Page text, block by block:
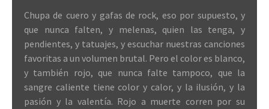
Chupa de cuero y gafas de rock, eso por supuesto, y
que nunca falten, y melenas, quien las tenga, y
pendientes, y tatuajes, y escuchar nuestras canciones
favoritas a un volumen brutal. Pero el color es blanco,
y también rojo, que nunca falte tampoco, que la
sangre caliente tiene color y calor, y la ilusión, y la
pasión y la valentía. Rojo a muerte corren por su